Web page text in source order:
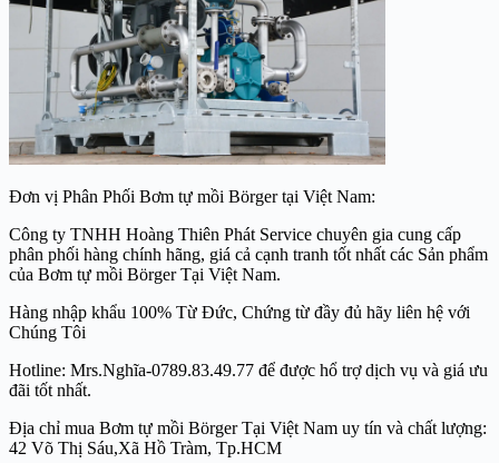
Đơn vị Phân Phối Bơm tự mồi Börger tại Việt Nam:
Công ty TNHH Hoàng Thiên Phát Service chuyên gia cung cấp
phân phối hàng chính hãng, giá cả cạnh tranh tốt nhất các Sản phẩm
của Bơm tự mồi Börger Tại Việt Nam.
Hàng nhập khẩu 100% Từ Đức, Chứng từ đầy đủ hãy liên hệ với
Chúng Tôi
Hotline: Mrs.Nghĩa-0789.83.49.77 để được hổ trợ dịch vụ và giá ưu
đãi tốt nhất.
Địa chỉ mua Bơm tự mồi Börger Tại Việt Nam uy tín và chất lượng:
42 Võ Thị Sáu,Xã Hồ Tràm, Tp.HCM